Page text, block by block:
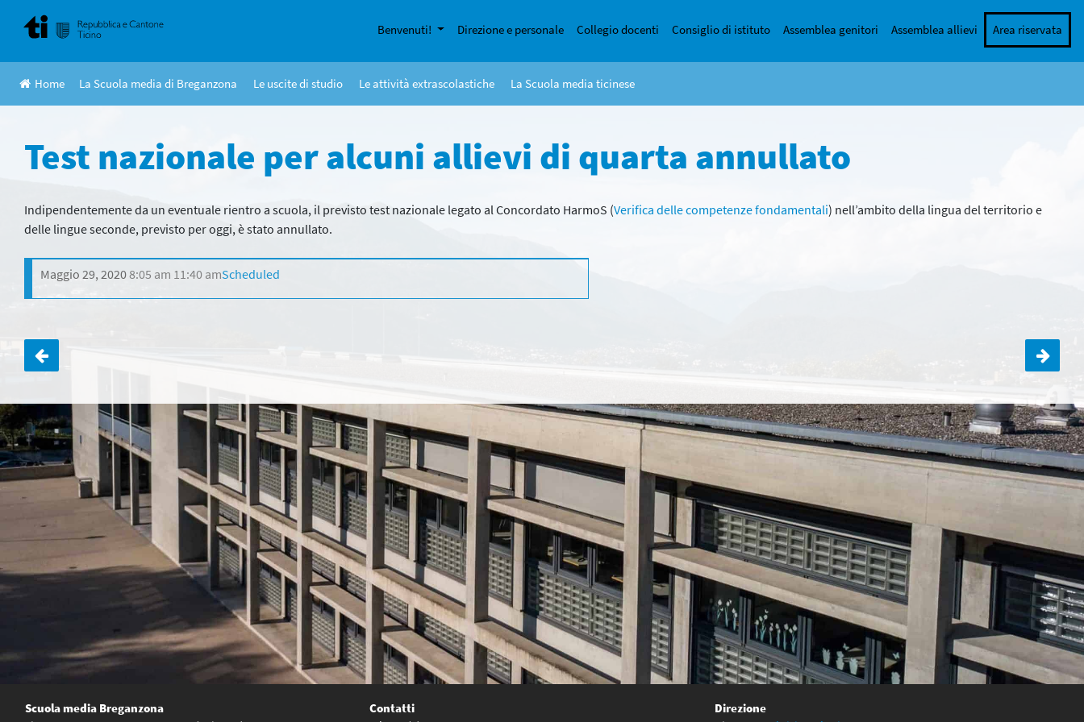
content
Benvenuti! Direzione e personale Collegio docenti Consiglio di istituto Assemblea genitori Assemblea allievi Area riservata
Home La Scuola media di Breganzona Le uscite di studio Le attività extrascolastiche La Scuola media ticinese
Test nazionale per alcuni allievi di quarta annullato
Indipendentemente da un eventuale rientro a scuola, il previsto test nazionale legato al Concordato HarmoS (Verifica delle competenze fondamentali) nell’ambito della lingua del territorio e
delle lingue seconde, previsto per oggi, è stato annullato.
Maggio 29, 20208:05 am 11:40 amScheduled
Navigazione
articoli
Scuola media Breganzona
Contatti
Direzione